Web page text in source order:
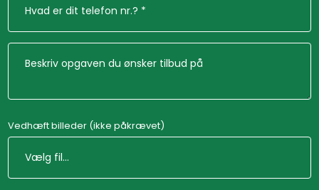
Vedhæft billeder (ikke påkrævet)